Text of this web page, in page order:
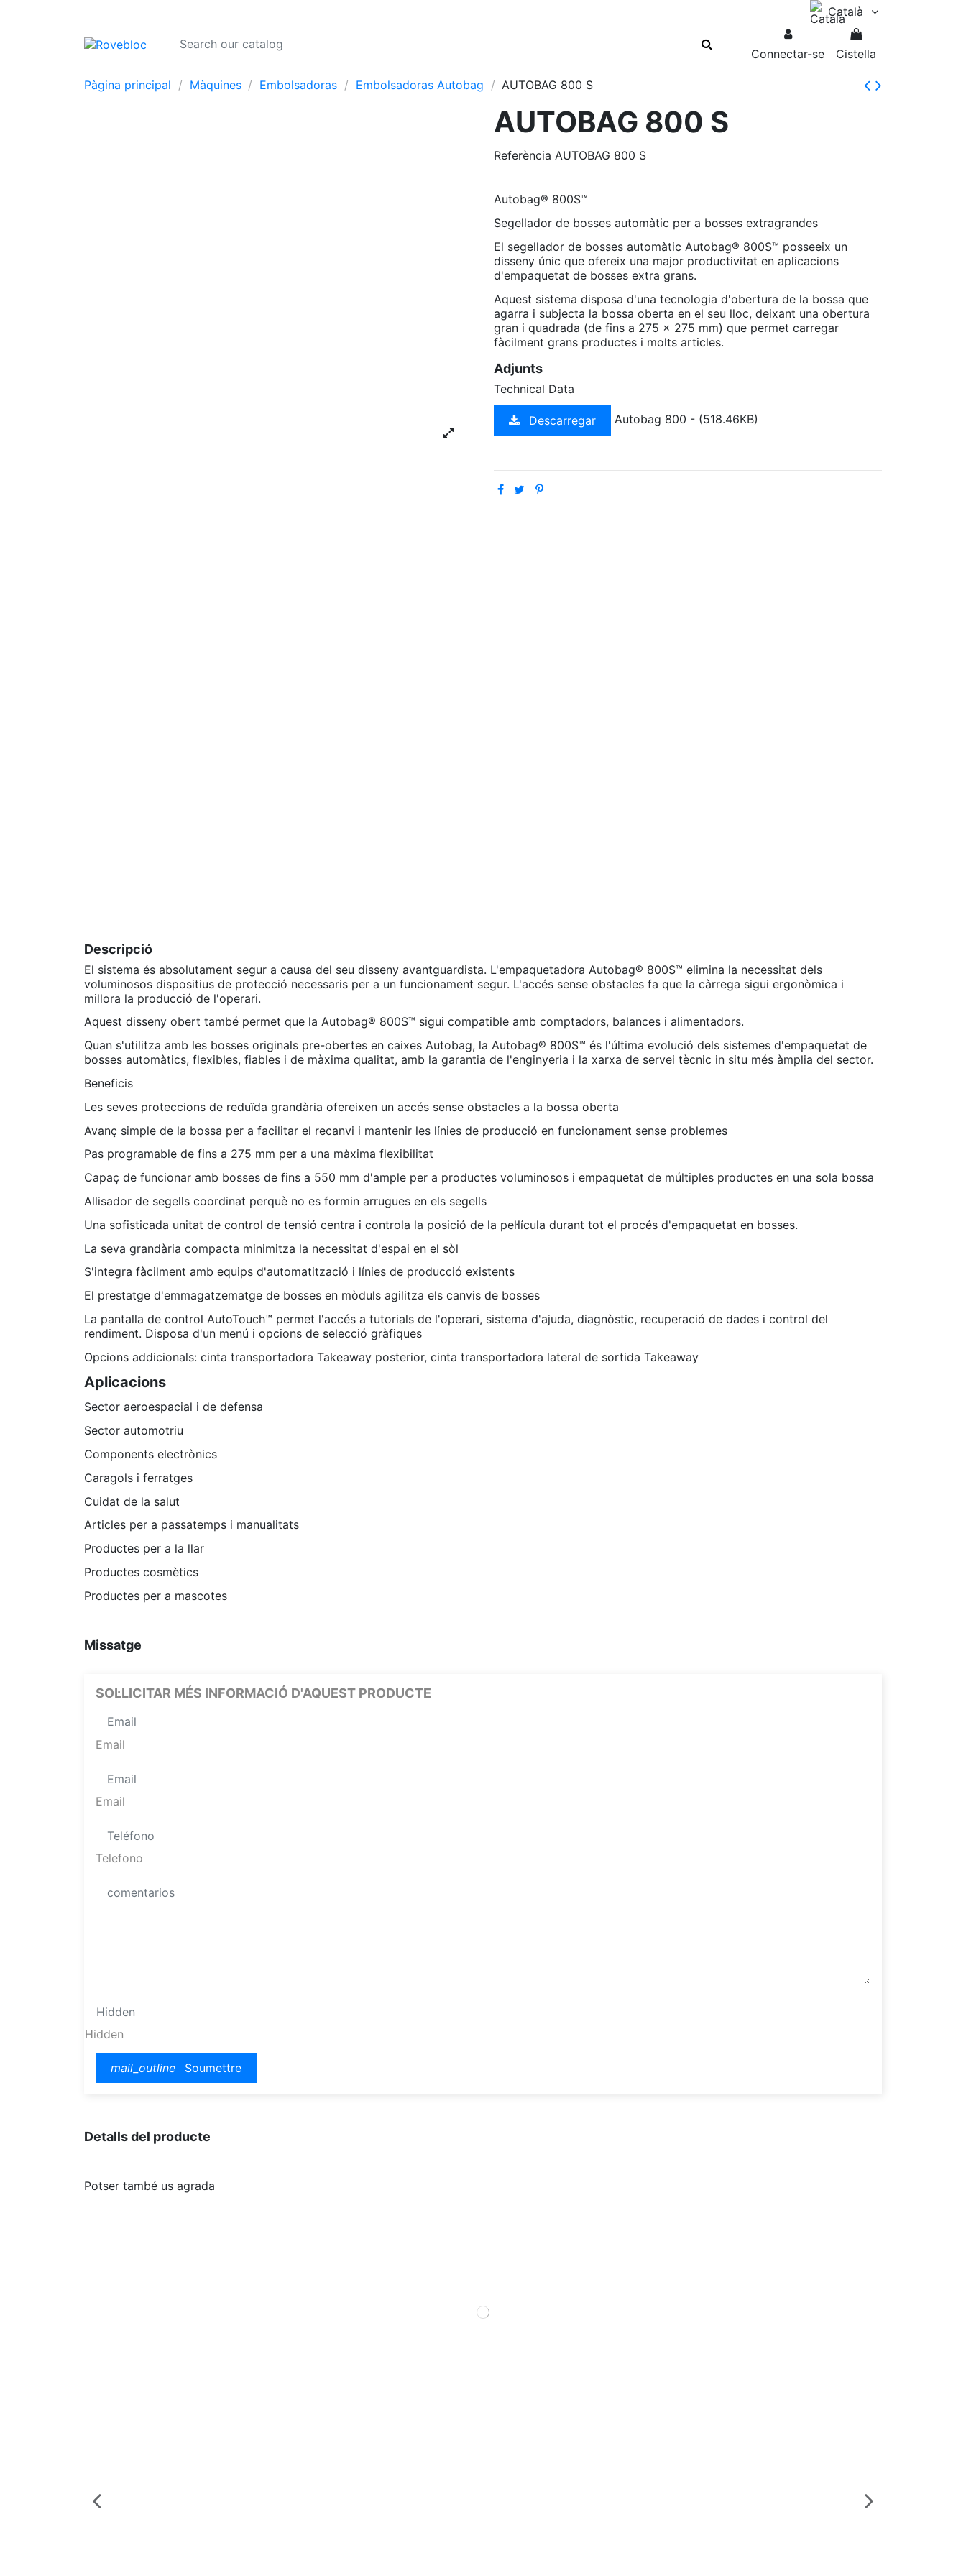
Català
Connectar-se Cistella
Pàgina principal Màquines Embolsadoras Embolsadoras Autobag AUTOBAG 800 S
AUTOBAG 800 S
Referència AUTOBAG 800 S
Autobag® 800S™
Segellador de bosses automàtic per a bosses extragrandes
El segellador de bosses automàtic Autobag® 800S™ posseeix un
disseny únic que ofereix una major productivitat en aplicacions
d'empaquetat de bosses extra grans.
Aquest sistema disposa d'una tecnologia d'obertura de la bossa que
agarra i subjecta la bossa oberta en el seu lloc, deixant una obertura
gran i quadrada (de fins a 275 x 275 mm) que permet carregar
fàcilment grans productes i molts articles.
Adjunts
Technical Data
Descarregar Autobag 800 - (518.46KB)
Descripció
El sistema és absolutament segur a causa del seu disseny avantguardista. L'empaquetadora Autobag® 800S™ elimina la necessitat dels
voluminosos dispositius de protecció necessaris per a un funcionament segur. L'accés sense obstacles fa que la càrrega sigui ergonòmica i
millora la producció de l'operari.
Aquest disseny obert també permet que la Autobag® 800S™ sigui compatible amb comptadors, balances i alimentadors.
Quan s'utilitza amb les bosses originals pre-obertes en caixes Autobag, la Autobag® 800S™ és l'última evolució dels sistemes d'empaquetat de
bosses automàtics, flexibles, fiables i de màxima qualitat, amb la garantia de l'enginyeria i la xarxa de servei tècnic in situ més àmplia del sector.
Beneficis
Les seves proteccions de reduïda grandària ofereixen un accés sense obstacles a la bossa oberta
Avanç simple de la bossa per a facilitar el recanvi i mantenir les línies de producció en funcionament sense problemes
Pas programable de fins a 275 mm per a una màxima flexibilitat
Capaç de funcionar amb bosses de fins a 550 mm d'ample per a productes voluminosos i empaquetat de múltiples productes en una sola bossa
Allisador de segells coordinat perquè no es formin arrugues en els segells
Una sofisticada unitat de control de tensió centra i controla la posició de la pel·lícula durant tot el procés d'empaquetat en bosses.
La seva grandària compacta minimitza la necessitat d'espai en el sòl
S'integra fàcilment amb equips d'automatització i línies de producció existents
El prestatge d'emmagatzematge de bosses en mòduls agilitza els canvis de bosses
La pantalla de control AutoTouch™ permet l'accés a tutorials de l'operari, sistema d'ajuda, diagnòstic, recuperació de dades i control del
rendiment. Disposa d'un menú i opcions de selecció gràfiques
Opcions addicionals: cinta transportadora Takeaway posterior, cinta transportadora lateral de sortida Takeaway
Aplicacions
Sector aeroespacial i de defensa
Sector automotriu
Components electrònics
Caragols i ferratges
Cuidat de la salut
Articles per a passatemps i manualitats
Productes per a la llar
Productes cosmètics
Productes per a mascotes
Missatge
SOL·LICITAR MÉS INFORMACIÓ D'AQUEST PRODUCTE
Email
Email
Telefono
Hidden
mail_outline Soumettre
Detalls del producte
Potser també us agrada